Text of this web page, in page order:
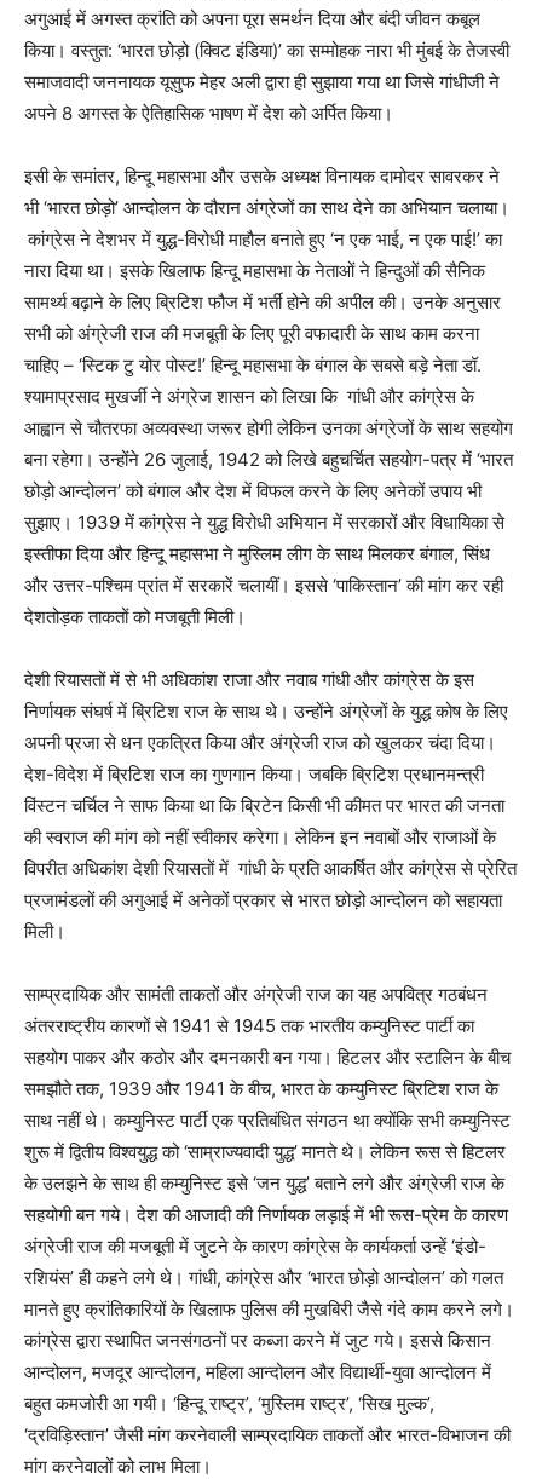
अगुआई में अगस्त क्रांति को अपना पूरा समर्थन दिया और बंदी जीवन कबूल
किया। वस्तुत: ‘भारत छोड़ो (क्विट इंडिया)’ का सम्मोहक नारा भी मुंबई के तेजस्वी
समाजवादी जननायक यूसुफ मेहर अली द्वारा ही सुझाया गया था जिसे गांधीजी ने
अपने 8 अगस्त के ऐतिहासिक भाषण में देश को अर्पित किया।
इसी के समांतर, हिन्दू महासभा और उसके अध्यक्ष विनायक दामोदर सावरकर ने
भी ‘भारत छोड़ो’ आन्दोलन के दौरान अंग्रेजों का साथ देने का अभियान चलाया।
कांग्रेस ने देशभर में युद्ध-विरोधी माहौल बनाते हुए ‘न एक भाई, न एक पाई!’ का
नारा दिया था। इसके खिलाफ हिन्दू महासभा के नेताओं ने हिन्दुओं की सैनिक
सामर्थ्य बढ़ाने के लिए ब्रिटिश फौज में भर्ती होने की अपील की। उनके अनुसार
सभी को अंग्रेजी राज की मजबूती के लिए पूरी वफादारी के साथ काम करना
चाहिए – ‘स्टिक टु योर पोस्ट!’ हिन्दू महासभा के बंगाल के सबसे बड़े नेता डॉ.
श्यामाप्रसाद मुखर्जी ने अंग्रेज शासन को लिखा कि गांधी और कांग्रेस के
आह्वान से चौतरफा अव्यवस्था जरूर होगी लेकिन उनका अंग्रेजों के साथ सहयोग
बना रहेगा। उन्होंने 26 जुलाई, 1942 को लिखे बहुचर्चित सहयोग-पत्र में ‘भारत
छोड़ो आन्दोलन’ को बंगाल और देश में विफल करने के लिए अनेकों उपाय भी
सुझाए। 1939 में कांग्रेस ने युद्ध विरोधी अभियान में सरकारों और विधायिका से
इस्तीफा दिया और हिन्दू महासभा ने मुस्लिम लीग के साथ मिलकर बंगाल, सिंध
और उत्तर-पश्चिम प्रांत में सरकारें चलायीं। इससे ‘पाकिस्तान’ की मांग कर रही
देशतोड़क ताकतों को मजबूती मिली।
देशी रियासतों में से भी अधिकांश राजा और नवाब गांधी और कांग्रेस के इस
निर्णायक संघर्ष में ब्रिटिश राज के साथ थे। उन्होंने अंग्रेजों के युद्ध कोष के लिए
अपनी प्रजा से धन एकत्रित किया और अंग्रेजी राज को खुलकर चंदा दिया।
देश-विदेश में ब्रिटिश राज का गुणगान किया। जबकि ब्रिटिश प्रधानमन्त्री
विंस्टन चर्चिल ने साफ किया था कि ब्रिटेन किसी भी कीमत पर भारत की जनता
की स्वराज की मांग को नहीं स्वीकार करेगा। लेकिन इन नवाबों और राजाओं के
विपरीत अधिकांश देशी रियासतों में गांधी के प्रति आकर्षित और कांग्रेस से प्रेरित
प्रजामंडलों की अगुआई में अनेकों प्रकार से भारत छोड़ो आन्दोलन को सहायता
मिली।
साम्प्रदायिक और सामंती ताकतों और अंग्रेजी राज का यह अपवित्र गठबंधन
अंतरराष्ट्रीय कारणों से 1941 से 1945 तक भारतीय कम्युनिस्ट पार्टी का
सहयोग पाकर और कठोर और दमनकारी बन गया। हिटलर और स्टालिन के बीच
समझौते तक, 1939 और 1941 के बीच, भारत के कम्युनिस्ट ब्रिटिश राज के
साथ नहीं थे। कम्युनिस्ट पार्टी एक प्रतिबंधित संगठन था क्योंकि सभी कम्युनिस्ट
शुरू में द्वितीय विश्वयुद्ध को ‘साम्राज्यवादी युद्ध’ मानते थे। लेकिन रूस से हिटलर
के उलझने के साथ ही कम्युनिस्ट इसे ‘जन युद्ध’ बताने लगे और अंग्रेजी राज के
सहयोगी बन गये। देश की आजादी की निर्णायक लड़ाई में भी रूस-प्रेम के कारण
अंग्रेजी राज की मजबूती में जुटने के कारण कांग्रेस के कार्यकर्ता उन्हें ‘इंडो-
रशियंस’ ही कहने लगे थे। गांधी, कांग्रेस और ‘भारत छोड़ो आन्दोलन’ को गलत
मानते हुए क्रांतिकारियों के खिलाफ पुलिस की मुखबिरी जैसे गंदे काम करने लगे।
कांग्रेस द्वारा स्थापित जनसंगठनों पर कब्जा करने में जुट गये। इससे किसान
आन्दोलन, मजदूर आन्दोलन, महिला आन्दोलन और विद्यार्थी-युवा आन्दोलन में
बहुत कमजोरी आ गयी। ‘हिन्दू राष्ट्र’, ‘मुस्लिम राष्ट्र’, ‘सिख मुल्क’,
‘द्रविड़िस्तान’ जैसी मांग करनेवाली साम्प्रदायिक ताकतों और भारत-विभाजन की
मांग करनेवालों को लाभ मिला।